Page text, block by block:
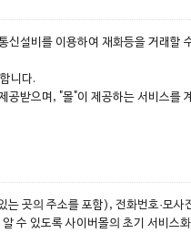
신설비를 이용하여 재화등을 거래할
니다.
공받으며, "몰"이 제공하는 서비스를
곳의 주소를 포함), 전화번호·모사
수 있도록 사이버몰의 초기 서비스